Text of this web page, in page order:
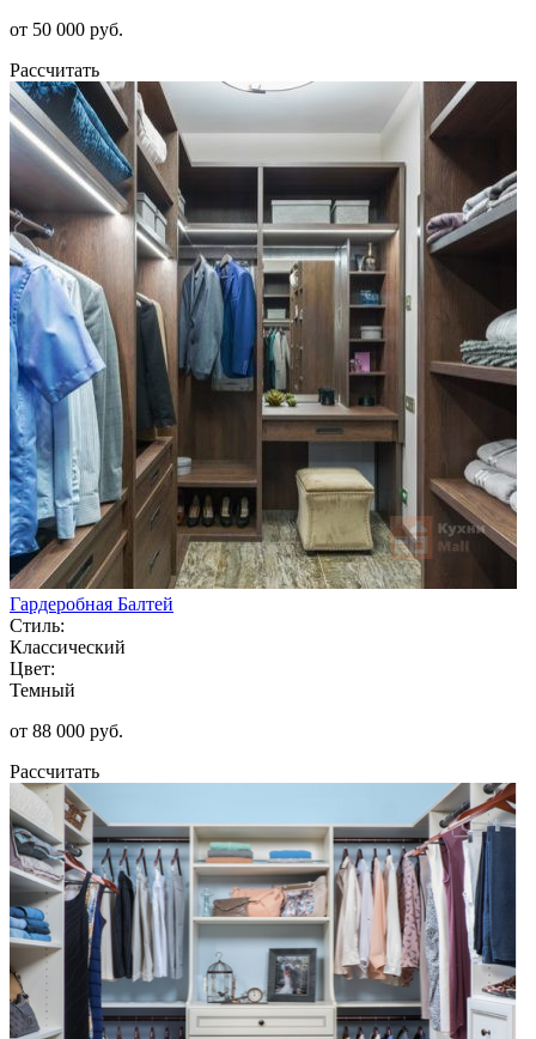
от 50 000 руб.
Рассчитать
Гардеробная Балтей
Стиль:
Классический
Цвет:
Темный
от 88 000 руб.
Рассчитать